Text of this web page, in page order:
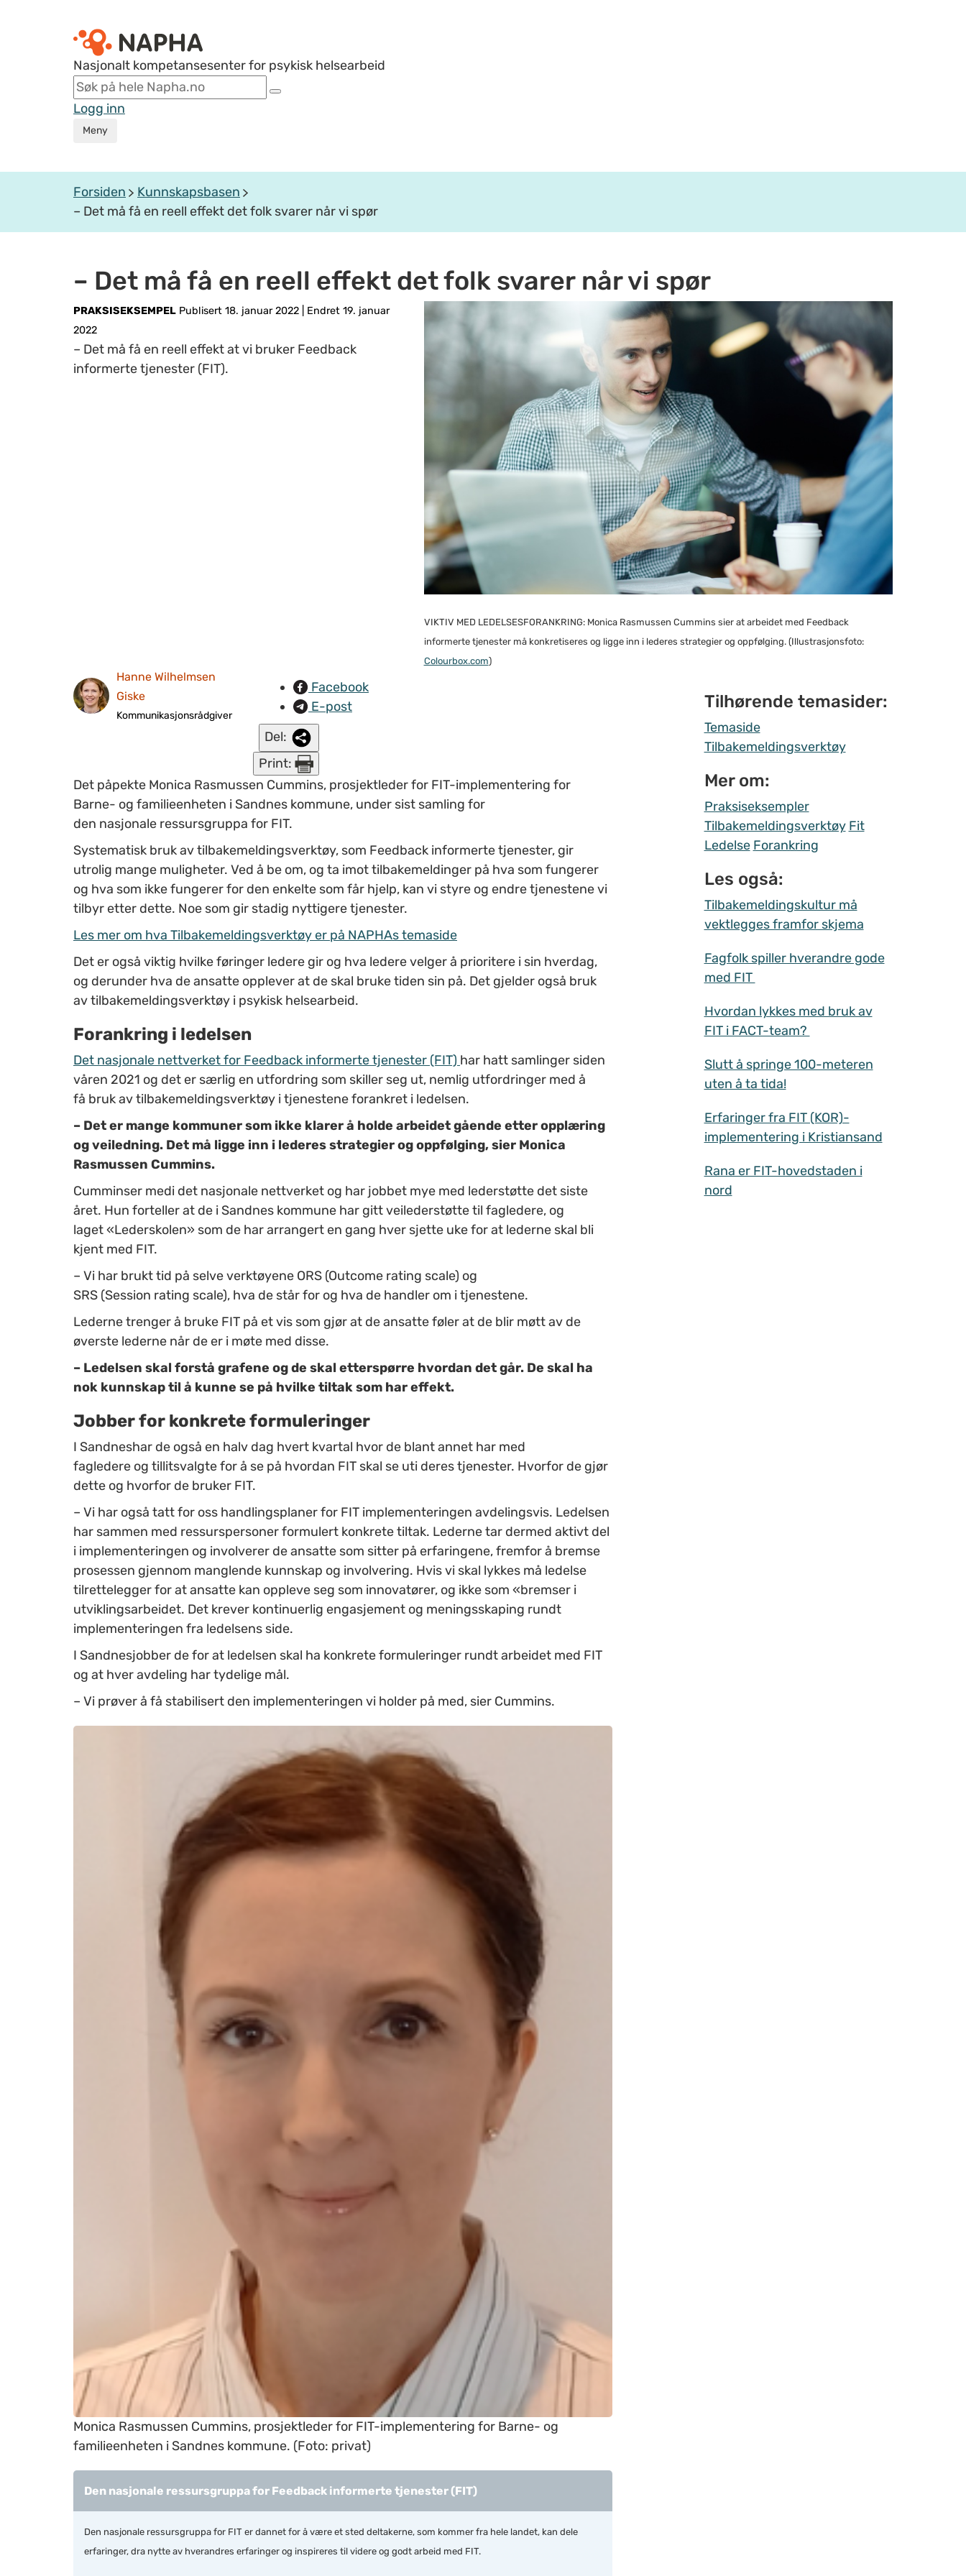
Nasjonalt kompetansesenter for psykisk helsearbeid
Logg inn
Meny
Forsiden
Kunnskapsbasen
– Det må få en reell effekt det folk svarer når vi spør
– Det må få en reell effekt det folk svarer når vi spør
PRAKSISEKSEMPEL Publisert 18. januar 2022
Endret 19. januar
2022
– Det må få en reell effekt at vi bruker Feedback
informerte tjenester (FIT).
VIKTIV MED LEDELSESFORANKRING: Monica Rasmussen Cummins sier at arbeidet med Feedback
informerte tjenester må konkretiseres og ligge inn i lederes strategier og oppfølging. (Illustrasjonsfoto:
Colourbox.com)
Hanne Wilhelmsen
Giske
Kommunikasjonsrådgiver
Facebook
E-post
Del:
Print:
Det påpekte Monica Rasmussen Cummins, prosjektleder for FIT-implementering for
Barne- og familieenheten i Sandnes kommune, under sist samling for
den nasjonale ressursgruppa for FIT.
Systematisk bruk av tilbakemeldingsverktøy, som Feedback informerte tjenester, gir
utrolig mange muligheter. Ved å be om, og ta imot tilbakemeldinger på hva som fungerer
og hva som ikke fungererfor den enkelte som får hjelp, kan vi styre og endretjenestenevi
tilbyr etter dette. Noe som gir stadig nyttigere tjenester.
Les mer om hva Tilbakemeldingsverktøy er på NAPHAstemaside
Det er også viktig hvilke føringer ledere gir og hva ledere velger å prioritere i sin hverdag,
og derunder hva de ansatte opplever at de skal bruke tiden sin på. Det gjelder også bruk
av tilbakemeldingsverktøy i psykisk helsearbeid.
Forankring i ledelsen
Det nasjonale nettverket for Feedback informerte tjenester (FIT) har hatt samlinger siden
våren 2021 og det er særlig en utfordring som skiller seg ut, nemlig utfordringer med å
få bruk avtilbakemeldingsverktøy i tjenesteneforankret i ledelsen.
– Deter mange kommuner som ikke klarer å holde arbeidet gående etter opplæring
og veiledning. Det må ligge inn i lederes strategier og oppfølging, sier Monica
Rasmussen Cummins.
Cumminser medi det nasjonale nettverket og har jobbet mye med lederstøtte det siste
året. Hun forteller at de i Sandnes kommune har gitt veilederstøtte til fagledere, og
laget«Lederskolen» som de hararrangert en gang hver sjette uke for at lederne skal bli
kjent med FIT.
– Vi har brukt tid på selve verktøyene ORS (Outcome rating scale) og
SRS (Session rating scale), hva de står for og hva de handler om i tjenestene.
Lederne trenger å bruke FIT på et vis som gjør at de ansatte føler at de blir møtt av de
øverste lederne når de er i møte med disse.
– Ledelsen skal forstå grafene og de skal etterspørre hvordan det går. De skal ha
nok kunnskap til å kunne se på hvilke tiltak som har effekt.
Jobber for konkrete formuleringer
I Sandneshar de også en halv dag hvert kvartal hvor de blant annet har med
fagledere og tillitsvalgtefor å se på hvordan FIT skal se uti deres tjenester. Hvorfor de gjør
dette og hvorfor de bruker FIT.
– Vi har også tatt for oss handlingsplaner for FIT implementeringen avdelingsvis. Ledelsen
har sammen med ressurspersoner formulert konkrete tiltak. Lederne tar dermed aktivt del
i implementeringen og involverer de ansatte som sitter på erfaringene, fremfor å bremse
prosessen gjennom manglende kunnskap og involvering. Hvis vi skal lykkes må ledelse
tilrettelegger for at ansatte kan oppleve seg som innovatører, og ikke som «bremser i
utviklingsarbeidet. Det krever kontinuerlig engasjement og meningsskaping rundt
implementeringen fra ledelsens side.
I Sandnesjobber de for at ledelsen skal ha konkrete formuleringer rundt arbeidet med FIT
og at hver avdeling har tydelige mål.
– Vi prøver å få stabilisert den implementeringen vi holder på med, sier Cummins.
Monica Rasmussen Cummins, prosjektleder for FIT-implementering for Barne- og
familieenheten i Sandnes kommune. (Foto: privat)
Den nasjonale ressursgruppa for Feedback informerte tjenester (FIT)
Den nasjonale ressursgruppa for FIT er dannet for å være et sted deltakerne, som kommer fra hele landet, kan dele
erfaringer, dra nytte av hverandres erfaringer og inspireres til videre og godt arbeid med FIT.
Tilhørende temasider:
Temaside
Tilbakemeldingsverktøy
Mer om:
Praksiseksempler
Tilbakemeldingsverktøy Fit
Ledelse Forankring
Les også:
Tilbakemeldingskultur må
vektlegges framfor skjema
Fagfolk spiller hverandre gode
med FIT
Hvordan lykkes med bruk av
FIT i FACT-team?
Slutt å springe 100-meteren
uten å ta tida!
Erfaringer fra FIT (KOR)-
implementering i Kristiansand
Rana er FIT-hovedstaden i
nord